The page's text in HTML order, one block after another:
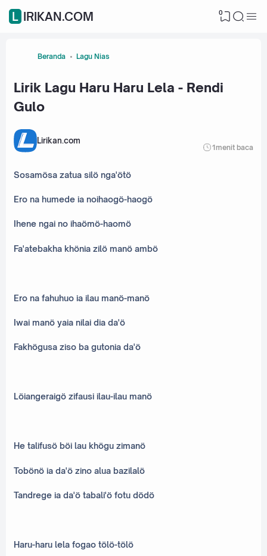
LIRIKAN.COM 0
Beranda Lagu Nias
Lirik Lagu Haru Haru Lela - Rendi
Gulo
Lirikan.com
1menit baca
Sosamösa zatua silö nga'ötö
Ero na humede ia noihaogö-haogö
Ihene ngai no ihaömö-haomö
Fa'atebakha khönia zilö manö ambö
Ero na fahuhuo ia ilau manö-manö
Iwai manö yaia nilai dia da'ö
Fakhögusa ziso ba gutonia da'ö
Löiangeraigö zifausi ilau-ilau manö
He talifusö böi lau khögu zimanö
Tobönö ia da'ö zino alua bazilalö
Tandrege ia da'ö tabali'ö fotu dödö
Haru-haru lela fogao tölö-tölö